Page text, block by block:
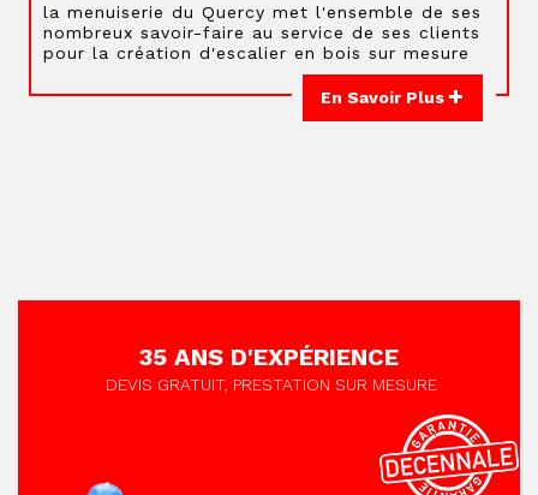
la menuiserie du Quercy met l'ensemble de ses
nombreux savoir-faire au service de ses clients
pour la création d'escalier en bois sur mesure
En Savoir Plus
35 ANS D'EXPÉRIENCE
DEVIS GRATUIT, PRESTATION SUR MESURE